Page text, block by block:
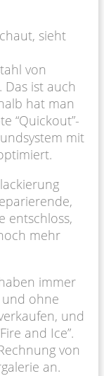
sieht
von
ist auch
hat man
“Quickout”-
mit
entschloss,
mehr
immer
ohne
und
and Ice”.
von
an.